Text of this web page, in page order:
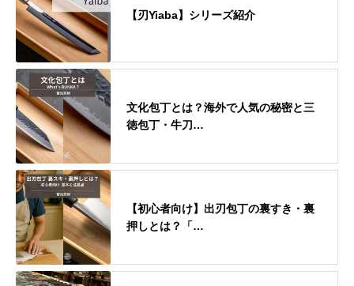
【刃Yiaba】シリーズ紹介
文化包丁とは？海外で人気の秘密と三
徳包丁・牛刀…
【初心者向け】出刃包丁の裏すき・裏
押しとは？「…